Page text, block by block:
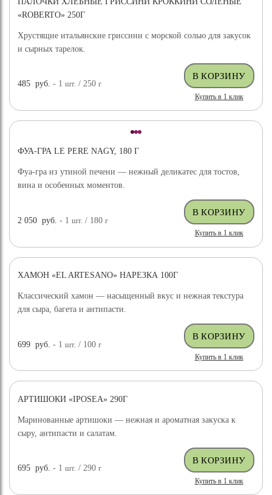
«ROBERTO» 250Г
Хрустящие итальянские гриссини с морской солью для закусок
и сырных тарелок.
485 руб. - 1шт. / 250г
Купить в 1 клик
ФУА-ГРА LE PERE NAGY, 180 Г
Фуа-гра из утиной печени — нежный деликатес для тостов,
вина и особенных моментов.
2 050 руб. - 1шт. / 180г
Купить в 1 клик
ХАМОН «EL ARTESANO» НАРЕЗКА 100Г
Классический хамон — насыщенный вкус и нежная текстура
для сыра, багета и антипасти.
699 руб. - 1шт. / 100г
Купить в 1 клик
АРТИШОКИ «IPOSEA» 290Г
Маринованные артишоки — нежная и ароматная закуска к
сыру, антипасти и салатам.
695 руб. - 1шт. / 290г
Купить в 1 клик